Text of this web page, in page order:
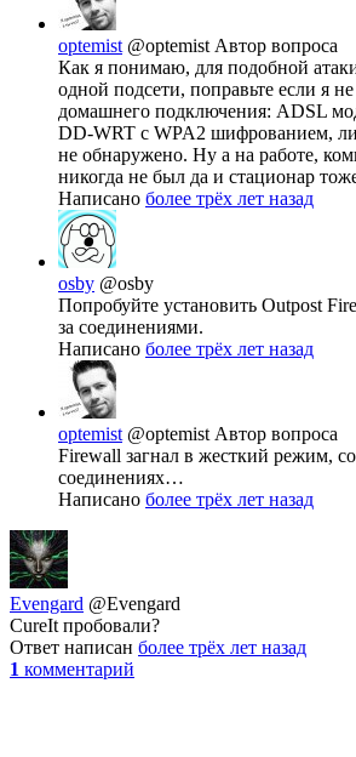
optemist @optemist Автор вопроса
Как я понимаю, для подобной
одной подсети, поправьте если я
домашнего подключения: ADSL
DD-WRT с WPA2 шифрованием,
не обнаружено. Ну а на работе,
никогда не был да и стационар
Написано более трёх лет назад
osby @osby
Попробуйте установить Outpost
за соединениями.
Написано более трёх лет назад
optemist @optemist Автор вопроса
Firewall загнал в жесткий режим,
соединениях…
Написано более трёх лет назад
Evengard @Evengard
CureIt пробовали?
Ответ написан более трёх лет назад
1 комментарий